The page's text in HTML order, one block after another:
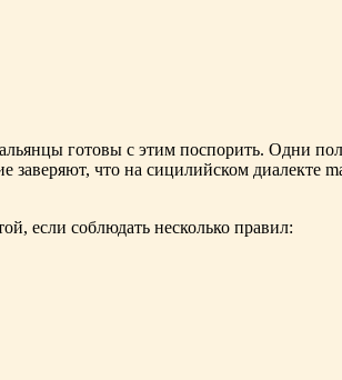
готовы с этим поспорить. Одни
что на сицилийском диалекте
если соблюдать несколько правил: